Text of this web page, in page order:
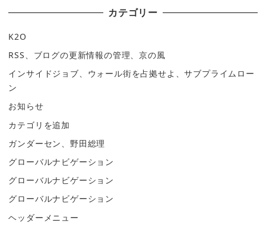
カテゴリー
K2O
RSS、ブログの更新情報の管理、京の風
インサイドジョブ、ウォール街を占拠せよ、サブプライムロー
ン
お知らせ
カテゴリを追加
ガンダーセン、野田総理
グローバルナビゲーション
グローバルナビゲーション
グローバルナビゲーション
ヘッダーメニュー